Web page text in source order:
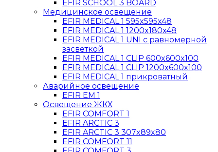
EFIR SCHOOL 3 BOARD
Медицинское освещение
EFIR MEDICAL 1 595x595x48
EFIR MEDICAL 1 1200x180x48
EFIR MEDICAL 1 UNI с равномерной
засветкой
EFIR MEDICAL 1 CLIP 600x600x100
EFIR MEDICAL 1 CLIP 1200x600x100
EFIR MEDICAL 1 прикроватный
Аварийное освещение
EFIR EM 1
Освещение ЖКХ
EFIR COMFORT 1
EFIR ARCTIC 3
EFIR ARCTIC 3 307x89x80
EFIR COMFORT 11